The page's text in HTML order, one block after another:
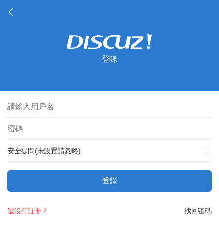
登錄
安全提問(未設置請忽略)
登錄
找回密碼
還沒有註冊？